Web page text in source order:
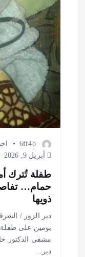
ت
6ff4o
أبريل 9, 2026
طفلة تُترك
حمام…
ذويها
دير الزور /
يومين على طفلة
مشفى الدكتور
دير…